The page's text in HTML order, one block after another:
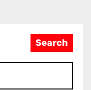
Search